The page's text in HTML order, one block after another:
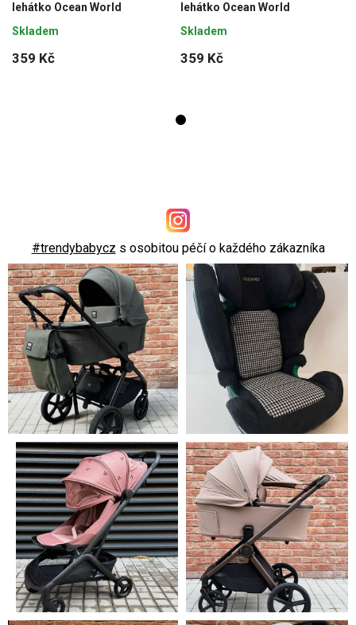
lehátko Ocean World
359 Kč
Skladem
lehátko Ocean World
359 Kč
Skladem
#trendybabycz s osobitou péčí o každého zákazníka